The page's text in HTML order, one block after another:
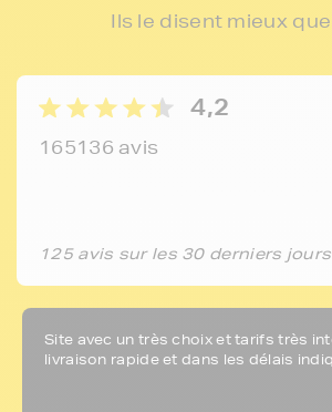
Ils le disent mieux
4,2
165136 avis
125 avis sur les 30 derniers jours
Site avec un très choix et tarifs très
livraison rapide et dans les délais